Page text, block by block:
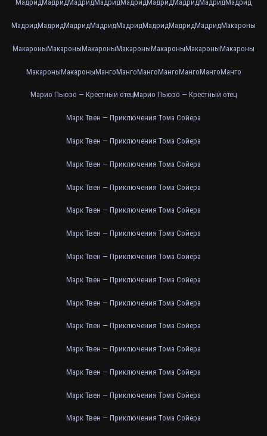
МадридМадридМадридМадридМадридМадридМадридМадридМадрид
МадридМадридМадридМадридМадридМадридМадридМадридМакароны
МакароныМакароныМакароныМакароныМакароныМакароныМакароны
МакароныМакароныМангоМангоМангоМангоМангоМангоМанго
Марио Пьюзо — Крёстный отецМарио Пьюзо — Крёстный отец
Марк Твен — Приключения Тома Сойера
Марк Твен — Приключения Тома Сойера
Марк Твен — Приключения Тома Сойера
Марк Твен — Приключения Тома Сойера
Марк Твен — Приключения Тома Сойера
Марк Твен — Приключения Тома Сойера
Марк Твен — Приключения Тома Сойера
Марк Твен — Приключения Тома Сойера
Марк Твен — Приключения Тома Сойера
Марк Твен — Приключения Тома Сойера
Марк Твен — Приключения Тома Сойера
Марк Твен — Приключения Тома Сойера
Марк Твен — Приключения Тома Сойера
Марк Твен — Приключения Тома Сойера